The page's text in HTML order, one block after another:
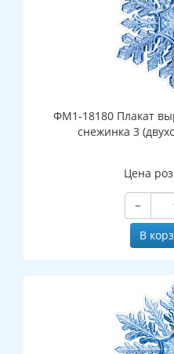
ФМ1-18180 Плакат
снежинка 3
Цена
−
В